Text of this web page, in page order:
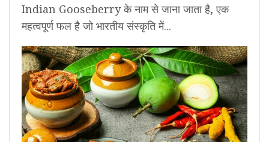
Indian Gooseberry के नाम से जाना जाता है, एक
महत्वपूर्ण फल है जो भारतीय संस्कृति में...